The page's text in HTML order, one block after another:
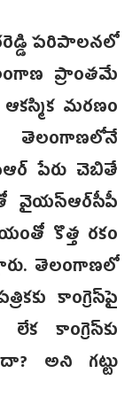
పరిపాలనలో
ప్రాంతమే
ఆకస్మిక మరణం
తెలంగాణలోనే
పేరు చెబితే
వై‌యస్ఆర్‌సీపీ
కొత్త రకం
తెలంగాణలో
కాంగ్రెస్‌పై
కాంగ్రెస్‌కు
అని గట్టు